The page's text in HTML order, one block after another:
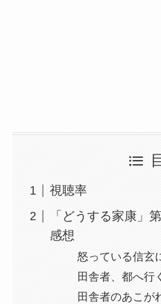
視聴率
「どうする家康」
感想
怒っている信玄
田舎者、都へ行く
田舎者のあこが